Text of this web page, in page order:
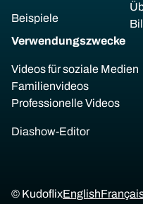
Beispiele
Verwendungszwecke
Videos für soziale Medien
Familienvideos
Professionelle Videos
Diashow-Editor
© KudoflixEnglish